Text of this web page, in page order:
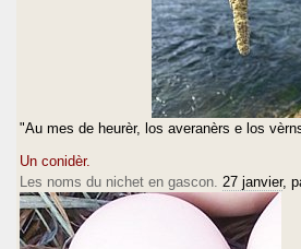
"Au mes de heurèr, los averanèrs e los
Un conidèr.
Les noms du nichet en gascon. 27 janvier,